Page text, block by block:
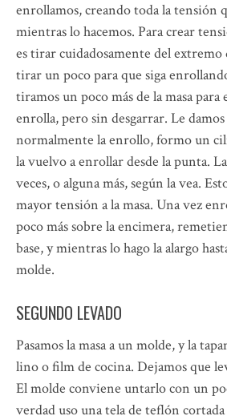
enrollamos, creando toda la tensión
mientras lo hacemos. Para crear
es tirar cuidadosamente del extremo
tirar un poco para que siga
tiramos un poco más de la masa
enrolla, pero sin desgarrar. Le
normalmente la enrollo, formo un
la vuelvo a enrollar desde la punta.
veces, o alguna más, según la vea.
mayor tensión a la masa. Una vez
poco más sobre la encimera,
base, y mientras lo hago la alargo
molde.
SEGUNDO LEVADO
Pasamos la masa a un molde, y la
lino o film de cocina. Dejamos que
El molde conviene untarlo con un
verdad uso una tela de teflón cortada